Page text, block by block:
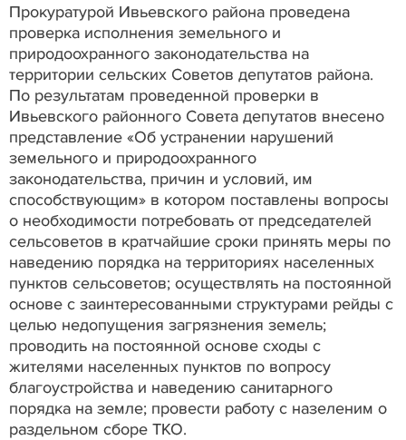
Прокуратурой Ивьевского района проведена
проверка исполнения земельного и
природоохранного законодательства на
территории сельских Советов депутатов района.
По результатам проведенной проверки в
Ивьевского районного Совета депутатов внесено
представление «Об устранении нарушений
земельного и природоохранного
законодательства, причин и условий, им
способствующим» в котором поставлены вопросы
о необходимости потребовать от председателей
сельсоветов в кратчайшие сроки принять меры по
наведению порядка на территориях населенных
пунктов сельсоветов; осуществлять на постоянной
основе с заинтересованными структурами рейды с
целью недопущения загрязнения земель;
проводить на постоянной основе сходы с
жителями населенных пунктов по вопросу
благоустройства и наведению санитарного
порядка на земле; провести работу с назеленим о
раздельном сборе ТКО.